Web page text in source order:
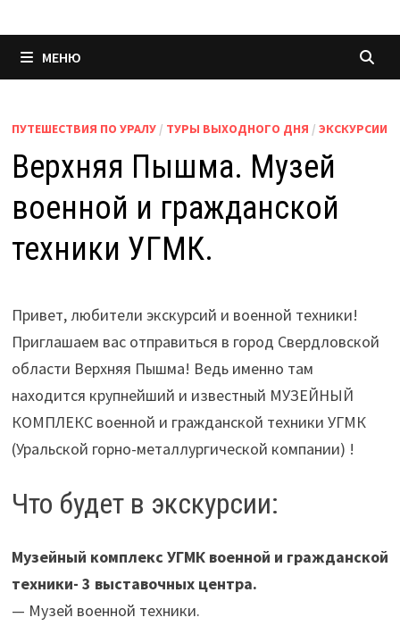
МЕНЮ
ПУТЕШЕСТВИЯ ПО УРАЛУ/ ТУРЫ ВЫХОДНОГО ДНЯ / ЭКСКУРСИИ
Верхняя Пышма. Музей
военной и гражданской
техники УГМК.
Привет, любители экскурсий и военной техники!
Приглашаем вас отправиться в город Свердловской
области Верхняя Пышма! Ведь именно там
находится крупнейший и известный МУЗЕЙНЫЙ
КОМПЛЕКС военной и гражданской техники УГМК
(Уральской горно-металлургической компании) !
Что будет в экскурсии:
Музейный комплекс УГМК военной и гражданской
техники- 3 выставочных центра.
— Музей военной техники.